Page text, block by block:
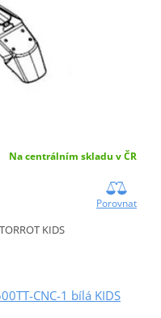
Na centrálním skladu v ČR
Porovnat
KIDS
CNC-1 bílá KIDS